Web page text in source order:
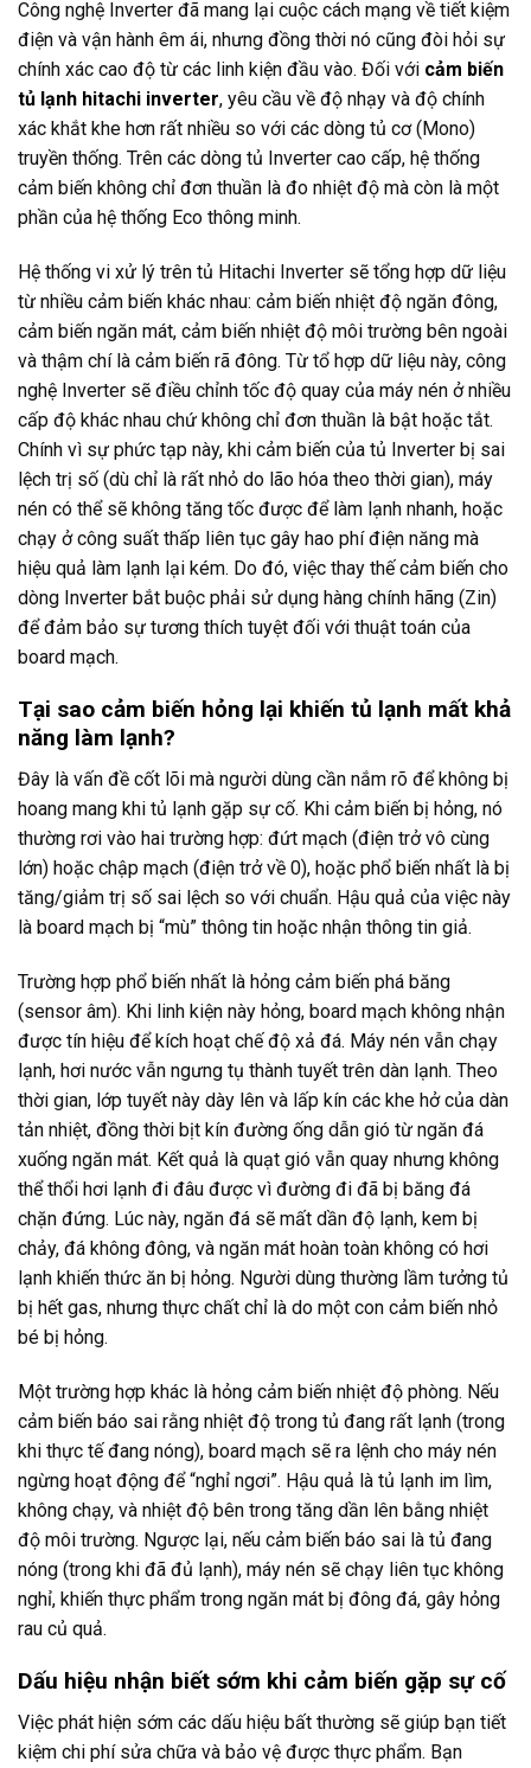
Công nghệ Inverter đã mang lại cuộc cách mạng về tiết kiệm
điện và vận hành êm ái, nhưng đồng thời nó cũng đòi hỏi sự
chính xác cao độ từ các linh kiện đầu vào. Đối với cảm biến
tủ lạnh hitachi inverter, yêu cầu về độ nhạy và độ chính
xác khắt khe hơn rất nhiều so với các dòng tủ cơ (Mono)
truyền thống. Trên các dòng tủ Inverter cao cấp, hệ thống
cảm biến không chỉ đơn thuần là đo nhiệt độ mà còn là một
phần của hệ thống Eco thông minh.
Hệ thống vi xử lý trên tủ Hitachi Inverter sẽ tổng hợp dữ liệu
từ nhiều cảm biến khác nhau: cảm biến nhiệt độ ngăn đông,
cảm biến ngăn mát, cảm biến nhiệt độ môi trường bên ngoài
và thậm chí là cảm biến rã đông. Từ tổ hợp dữ liệu này, công
nghệ Inverter sẽ điều chỉnh tốc độ quay của máy nén ở nhiều
cấp độ khác nhau chứ không chỉ đơn thuần là bật hoặc tắt.
Chính vì sự phức tạp này, khi cảm biến của tủ Inverter bị sai
lệch trị số (dù chỉ là rất nhỏ do lão hóa theo thời gian), máy
nén có thể sẽ không tăng tốc được để làm lạnh nhanh, hoặc
chạy ở công suất thấp liên tục gây hao phí điện năng mà
hiệu quả làm lạnh lại kém. Do đó, việc thay thế cảm biến cho
dòng Inverter bắt buộc phải sử dụng hàng chính hãng (Zin)
để đảm bảo sự tương thích tuyệt đối với thuật toán của
board mạch.
Tại sao cảm biến hỏng lại khiến tủ lạnh mất khả
năng làm lạnh?
Đây là vấn đề cốt lõi mà người dùng cần nắm rõ để không bị
hoang mang khi tủ lạnh gặp sự cố. Khi cảm biến bị hỏng, nó
thường rơi vào hai trường hợp: đứt mạch (điện trở vô cùng
lớn) hoặc chập mạch (điện trở về 0), hoặc phổ biến nhất là bị
tăng/giảm trị số sai lệch so với chuẩn. Hậu quả của việc này
là board mạch bị “mù” thông tin hoặc nhận thông tin giả.
Trường hợp phổ biến nhất là hỏng cảm biến phá băng
(sensor âm). Khi linh kiện này hỏng, board mạch không nhận
được tín hiệu để kích hoạt chế độ xả đá. Máy nén vẫn chạy
lạnh, hơi nước vẫn ngưng tụ thành tuyết trên dàn lạnh. Theo
thời gian, lớp tuyết này dày lên và lấp kín các khe hở của dàn
tản nhiệt, đồng thời bịt kín đường ống dẫn gió từ ngăn đá
xuống ngăn mát. Kết quả là quạt gió vẫn quay nhưng không
thể thổi hơi lạnh đi đâu được vì đường đi đã bị băng đá
chặn đứng. Lúc này, ngăn đá sẽ mất dần độ lạnh, kem bị
chảy, đá không đông, và ngăn mát hoàn toàn không có hơi
lạnh khiến thức ăn bị hỏng. Người dùng thường lầm tưởng tủ
bị hết gas, nhưng thực chất chỉ là do một con cảm biến nhỏ
bé bị hỏng.
Một trường hợp khác là hỏng cảm biến nhiệt độ phòng. Nếu
cảm biến báo sai rằng nhiệt độ trong tủ đang rất lạnh (trong
khi thực tế đang nóng), board mạch sẽ ra lệnh cho máy nén
ngừng hoạt động để “nghỉ ngơi”. Hậu quả là tủ lạnh im lìm,
không chạy, và nhiệt độ bên trong tăng dần lên bằng nhiệt
độ môi trường. Ngược lại, nếu cảm biến báo sai là tủ đang
nóng (trong khi đã đủ lạnh), máy nén sẽ chạy liên tục không
nghỉ, khiến thực phẩm trong ngăn mát bị đông đá, gây hỏng
rau củ quả.
Dấu hiệu nhận biết sớm khi cảm biến gặp sự cố
Việc phát hiện sớm các dấu hiệu bất thường sẽ giúp bạn tiết
kiệm chi phí sửa chữa và bảo vệ được thực phẩm. Bạn